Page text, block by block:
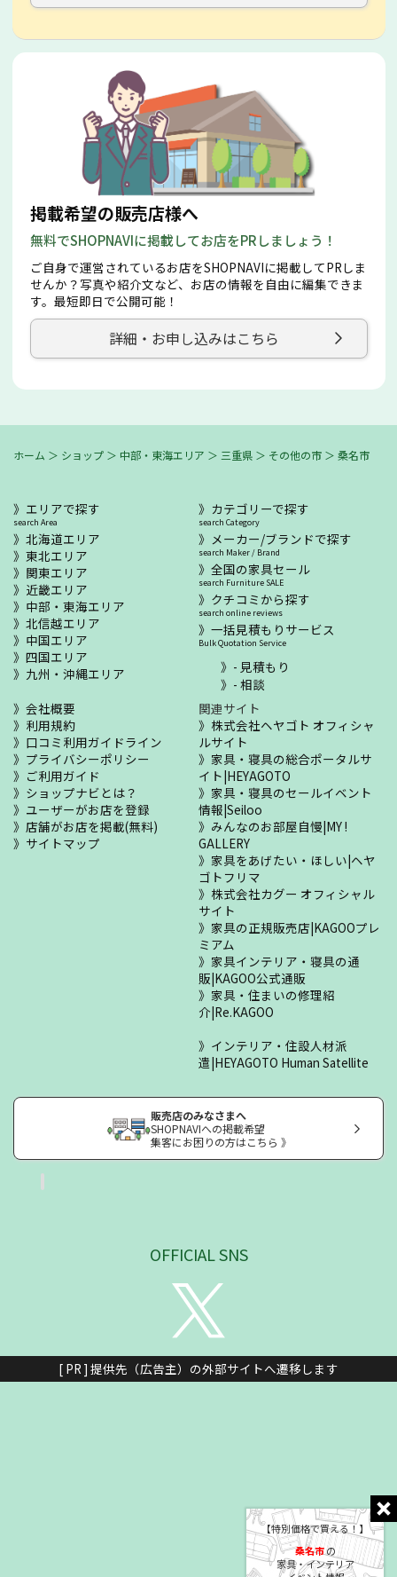
【特別価格で買える！】
桑名市の
家具・インテリア
掲載希望の販売店様へ
無料でSHOPNAVIに掲載してお店をPRしましょう！
ご自身で運営されているお店をSHOPNAVIに掲載してPRしま
せんか？写真や紹介文など、お店の情報を自由に編集できま
す。最短即日で公開可能！
詳細・お申し込みはこちら
ホーム ＞ ショップ ＞ 中部・東海エリア ＞ 三重県 ＞ その他の市 ＞ 桑名市
エリアで探す
search Area
北海道エリア
東北エリア
関東エリア
近畿エリア
中部・東海エリア
北信越エリア
中国エリア
四国エリア
九州・沖縄エリア
カテゴリーで探す
search Category
メーカー/ブランドで探す
search Maker / Brand
全国の家具セール
search Furniture SALE
クチコミから探す
search online reviews
一括見積もりサービス
Bulk Quotation Service
- 見積もり
- 相談
会社概要
利用規約
口コミ利用ガイドライン
プライバシーポリシー
ご利用ガイド
ショップナビとは？
ユーザーがお店を登録
店舗がお店を掲載(無料)
サイトマップ
関連サイト
株式会社ヘヤゴト オフィシャ
ルサイト
家具・寝具の総合ポータルサ
イト|HEYAGOTO
家具・寝具のセールイベント
情報|Seiloo
みんなのお部屋自慢|MY !
GALLERY
家具をあげたい・ほしい|ヘヤ
ゴトフリマ
株式会社カグー オフィシャル
サイト
家具の正規販売店|KAGOOプレ
ミアム
家具インテリア・寝具の通
販|KAGOO公式通販
家具・住まいの修理紹
介|Re.KAGOO
インテリア・住設人材派
遣|HEYAGOTO Human Satellite
販売店のみなさまへ
SHOPNAVIへの掲載希望
集客にお困りの方はこちら 》
OFFICIAL SNS
[ PR ] 提供先（広告主）の外部サイトへ遷移します